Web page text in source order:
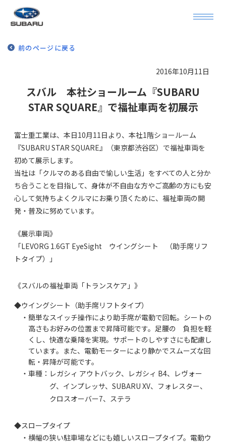
前のページに戻る
2016年10月11日
スバル 本社ショールーム『SUBARU
STAR SQUARE』で福祉車両を初展示
富士重工業は、本日10月11日より、本社1階ショールーム
『SUBARU STAR SQUARE』（東京都渋谷区）で福祉車両を
初めて展示します。
当社は「クルマのある自由で愉しい生活」をすべての人と分か
ち合うことを目指して、身体が不自由な方やご高齢の方にも安
心して気持ちよくクルマにお乗り頂くために、福祉車両の開
発・普及に努めています。
《展示車両》
「LEVORG 1.6GT EyeSight ウイングシート （助手席リフ
トタイプ）」
《スバルの福祉車両「トランスケア」》
◆ウイングシート（助手席リフトタイプ）
・簡単なスイッチ操作により助手席が電動で回転。シートの
高さもお好みの位置まで昇降可能です。足腰の 負担を軽
くし、快適な乗降を実現。サポートのしやすさにも配慮し
ています。また、電動モーターにより静かでスムーズな回
転・昇降が可能です。
・車種：レガシィ アウトバック、レガシィ B4、レヴォー
グ、インプレッサ、SUBARU XV、フォレスター、
クロスオーバー7、ステラ
◆スロープタイプ
・横幅の狭い駐車場などにも嬉しいスロープタイプ。電動ウ